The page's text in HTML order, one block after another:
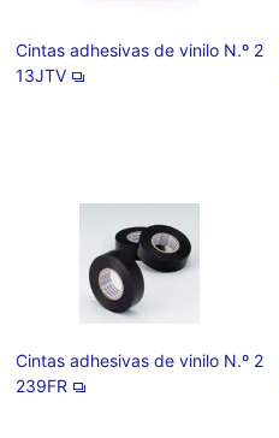
Cintas adhesivas de vinilo N.º 2
13JTV
Cintas adhesivas de vinilo N.º 2
239FR